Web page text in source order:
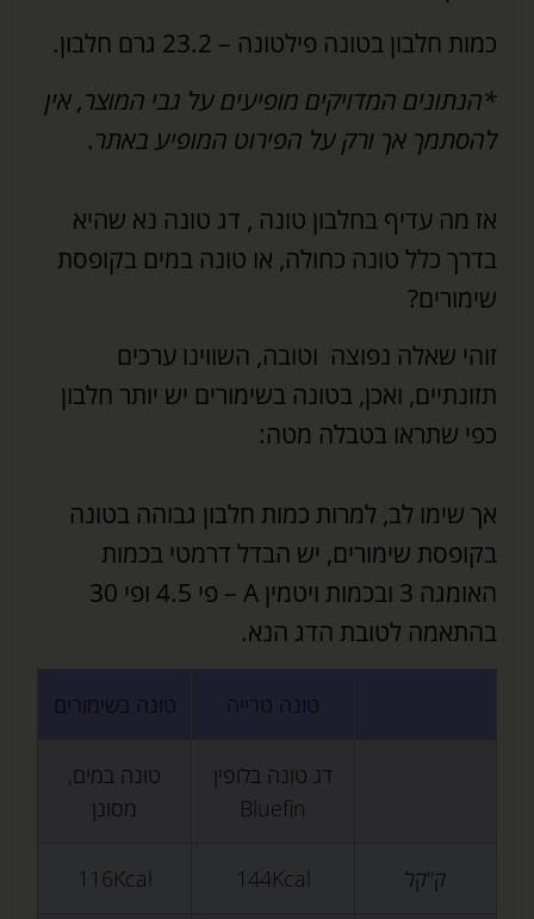
כמות חלבון בטונה פילטונה – 23.2 גרם חלבון.
*הנתונים המדויקים מופיעים על גבי המוצר, אין
להסתמך אך ורק על הפירוט המופיע באתר.
אז מה עדיף בחלבון טונה , דג טונה נא שהיא
בדרך כלל טונה כחולה, או טונה במים בקופסת
שימורים?
זוהי שאלה נפוצה וטובה, השווינו ערכים
תזונתיים, ואכן, בטונה בשימורים יש יותר חלבון
כפי שתראו בטבלה מטה:
אך שימו לב, למרות כמות חלבון גבוהה בטונה
בקופסת שימורים, יש הבדל דרמטי בכמות
האומגה 3 ובכמות ויטמין A – פי 4.5 ופי 30
בהתאמה לטובת הדג הנא.
טונה טרייה טונה בשימורים
דג טונה בלופין
Bluefin
טונה במים,
מסונן
ק"קל 144Kcal
116Kcal